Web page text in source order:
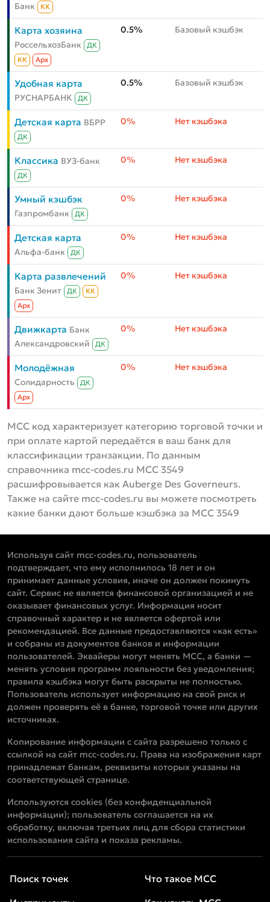
Банк
КК
Карта хозяина
РоссельхозБанк
ДК
КК
Aрх
0.5% Базовый кэшбэк
Удобная карта
РУСНАРБАНК ДК
0.5% Базовый кэшбэк
Детская карта ВБРР
ДК
0% Нет кэшбэка
Классика ВУЗ-банк
ДК
0% Нет кэшбэка
Умный кэшбэк
Газпромбанк ДК
0% Нет кэшбэка
Детская карта
Альфа-банк ДК
0% Нет кэшбэка
Карта развлечений
Банк Зенит ДК
КК
Aрх
0% Нет кэшбэка
Движкарта Банк
Александровский
ДК
0% Нет кэшбэка
Молодёжная
Солидарность
ДК
Aрх
0% Нет кэшбэка
MCC код характеризует категорию торговой точки и
при оплате картой передаётся в ваш банк для
классификации транзакции. По данным
справочника mcc-codes.ru MCC 3549
расшифровывается как Auberge Des Governeurs.
Также на сайте mcc-codes.ru вы можете посмотреть
какие банки дают больше кэшбэка за MCC 3549
Используя сайт mcc-codes.ru, пользователь
подтверждает, что ему исполнилось 18 лет и он
принимает данные условия, иначе он должен покинуть
сайт. Сервис не является финансовой организацией и не
оказывает финансовых услуг. Информация носит
справочный характер и не является офертой или
рекомендацией. Все данные предоставляются «как есть»
и собраны из документов банков и информации
пользователей. Эквайеры могут менять MCC, а банки —
менять условия программ лояльности без уведомления;
правила кэшбэка могут быть раскрыты не полностью.
Пользователь использует информацию на свой риск и
должен проверять её в банке, торговой точке или других
источниках.
Копирование информации с сайта разрешено только с
ссылкой на сайт mcc-codes.ru. Права на изображения карт
принадлежат банкам, реквизиты которых указаны на
соответствующей странице.
Используются cookies (без конфиденциальной
информации); пользователь соглашается на их
обработку, включая третьих лиц для сбора статистики
использования сайта и показа рекламы.
Поиск точек
Что такое MCC